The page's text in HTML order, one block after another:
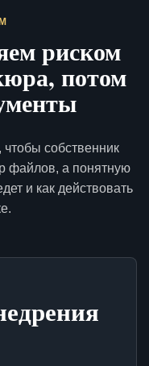
риском
потом
собственник
файлов, а понятную
и как действовать